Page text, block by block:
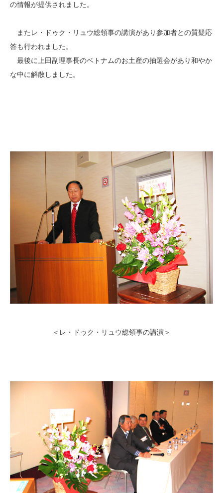
の情報が提供されました。
またレ・ドゥク・リュウ総領事の講演があり参加者との質疑応
答も行われました。
最後に上田副理事長のベトナムのお土産の抽選会があり和やか
な中に解散しました。
＜レ・ドゥク・リュウ総領事の講演＞